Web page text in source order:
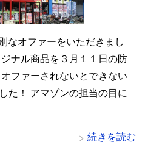
なオファーをいただきまし
ナル商品を３月１１日の防
ファーされないとできない
た！ アマゾンの担当の目に
続きを読む